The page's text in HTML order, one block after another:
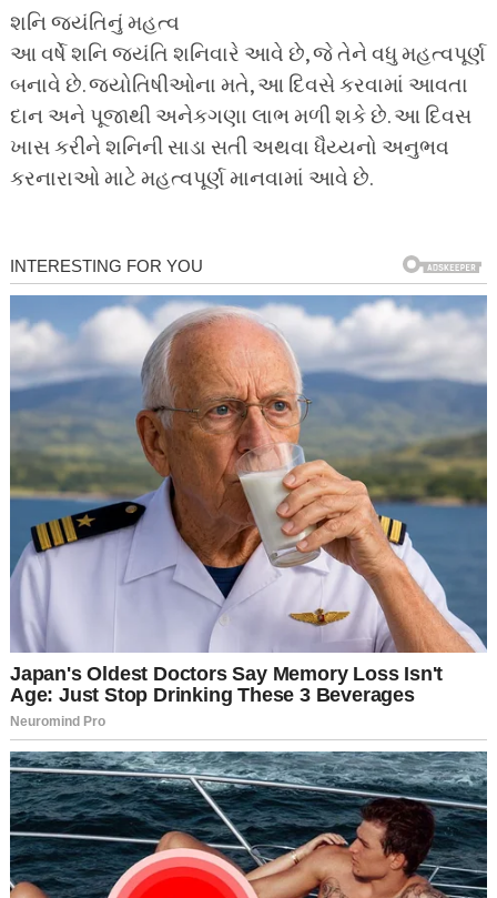
શનિ જયંતિનું મહત્વ
આ વર્ષે શનિ જયંતિ શનિવારે આવે છે, જે તેને વધુ મહત્વપૂર્ણ
બનાવે છે. જ્યોતિષીઓના મતે, આ દિવસે કરવામાં આવતા
દાન અને પૂજાથી અનેકગણા લાભ મળી શકે છે. આ દિવસ
ખાસ કરીને શનિની સાડા સતી અથવા ધૈય્યનો અનુભવ
કરનારાઓ માટે મહત્વપૂર્ણ માનવામાં આવે છે.